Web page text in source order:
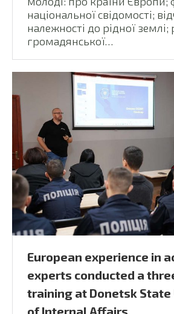
національної свідомості;
належності до рідної землі;
громадянської…
European experience in
experts conducted a
training at Donetsk
of Internal Affairs